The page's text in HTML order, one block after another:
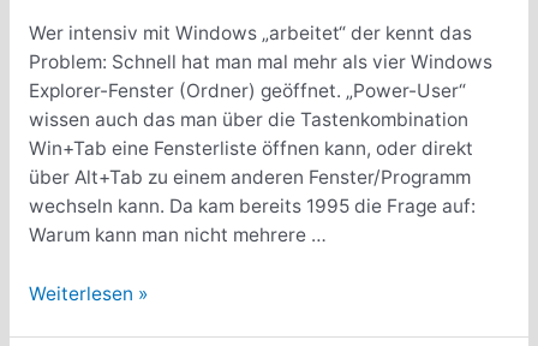
Wer intensiv mit Windows „arbeitet“ der kennt das
Problem: Schnell hat man mal mehr als vier Windows
Explorer-Fenster (Ordner) geöffnet. „Power-User“
wissen auch das man über die Tastenkombination
Win+Tab eine Fensterliste öffnen kann, oder direkt
über Alt+Tab zu einem anderen Fenster/Programm
wechseln kann. Da kam bereits 1995 die Frage auf:
Warum kann man nicht mehrere …
Besser
Weiterlesen »